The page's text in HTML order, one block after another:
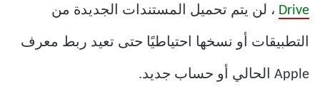
Drive ، لن يتم تحميل المستندات الجديدة من
التطبيقات أو نسخها احتياطيًا حتى تعيد ربط معرف
Apple الحالي أو حساب جديد.